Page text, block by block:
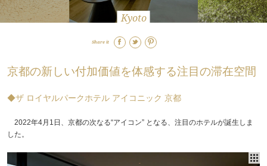
Kyoto
Share it
京都の新しい付加価値を体感する注目の滞在空間
◆ザ ロイヤルパークホテル アイコニック 京都
2022年4月1日、京都の次なる“アイコン” となる、注目のホテルが誕生しま
した。